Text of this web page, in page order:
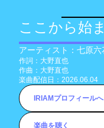
ここから始
アーティスト： 七原六
作詞： 大野直也
作曲： 大野直也
楽曲配信日： 2026.06.04
IRIAMプロフィールへ
楽曲を聴く